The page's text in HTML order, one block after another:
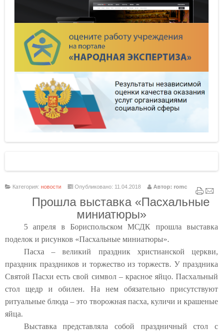
Категория: новости Опубликовано: 11.04.2018 Автор: romc
Прошла выставка «Пасхальные
миниатюры»
5 апреля в Бориспольском МСДК прошла выставка
поделок и рисунков «Пасхальные миниатюры».
Пасха – великий праздник христианской церкви,
праздник праздников и торжество из торжеств. У праздника
Святой Пасхи есть свой символ – красное яйцо. Пасхальный
стол щедр и обилен. На нем обязательно присутствуют
ритуальные блюда – это творожная пасха, куличи и крашеные
яйца.
Выставка представляла собой праздничный стол с